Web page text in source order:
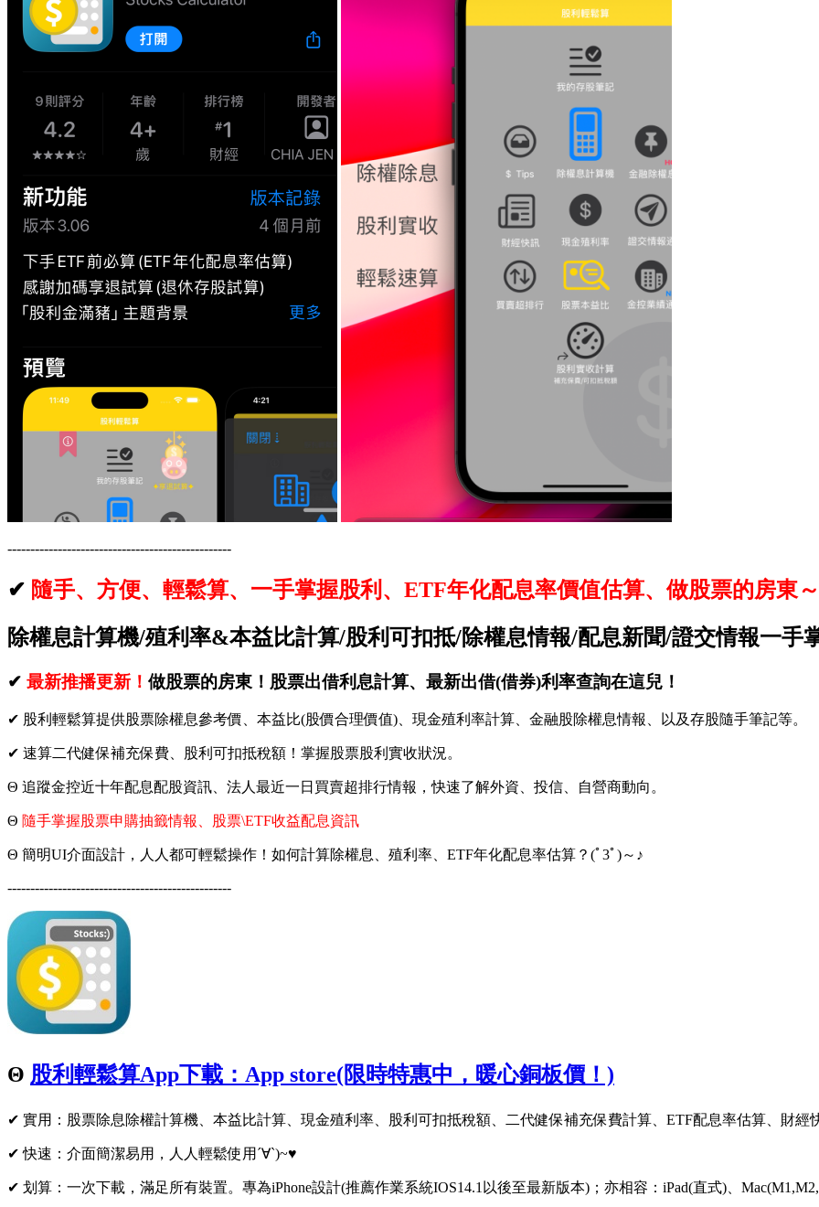
-------------------------------------------------
✔ 隨手、方便、輕鬆算、一手掌握股利、ETF年化配息率價值估算、做股票的房東
除權息計算機/殖利率&本益比計算/股利可扣抵/除權息情報/配息新聞/證交情報一手
✔ 最新推播更新！ 做股票的房東！股票出借利息計算、最新出借(借券)利率查詢在這兒！
✔ 股利輕鬆算提供股票除權息參考價、本益比(股價合理價值)、現金殖利率計算、金融股除權息情報、以及存股隨手筆記等。
✔ 速算二代健保補充保費、股利可扣抵稅額！掌握股票股利實收狀況。
Θ 追蹤金控近十年配息配股資訊、法人最近一日買賣超排行情報，快速了解外資、投信、自營商動向。
Θ 隨手掌握股票申購抽籤情報、股票\ETF收益配息資訊
Θ 簡明UI介面設計，人人都可輕鬆操作！如何計算除權息、殖利率、ETF年化配息率估算？(ﾟ3ﾟ)～♪
-------------------------------------------------
Θ 股利輕鬆算App下載：App store(限時特惠中，暖心銅板價！)
✔ 實用：股票除息除權計算機、本益比計算、現金殖利率、股利可扣抵稅額、二代健保補充保費計算、ETF配息率估算、財經
✔ 快速：介面簡潔易用，人人輕鬆使用´∀`)~♥
✔ 划算：一次下載，滿足所有裝置。專為iPhone設計(推薦作業系統IOS14.1以後至最新版本)；亦相容：iPad(直式)、